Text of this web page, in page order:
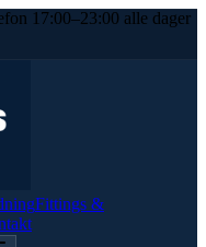
17:00–23:00 alle dager
Fittings &